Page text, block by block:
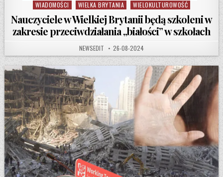
WIADOMOŚCI
WIELKA BRYTANIA WIELOKULTUROWOŚĆ
Nauczyciele w Wielkiej Brytanii będą szkoleni w
zakresie przeciwdziałania „białości” w szkołach
AUTHOR:
NEWSEDIT PUBLISHED DATE:
26-08-2024